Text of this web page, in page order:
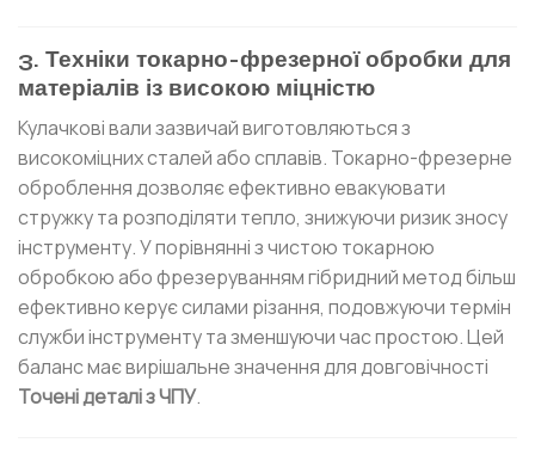
3. Техніки токарно-фрезерної обробки для
матеріалів із високою міцністю
Кулачкові вали зазвичай виготовляються з
високоміцних сталей або сплавів. Токарно-фрезерне
оброблення дозволяє ефективно евакуювати
стружку та розподіляти тепло, знижуючи ризик зносу
інструменту. У порівнянні з чистою токарною
обробкою або фрезеруванням гібридний метод більш
ефективно керує силами різання, подовжуючи термін
служби інструменту та зменшуючи час простою. Цей
баланс має вирішальне значення для довговічності
Точені деталі з ЧПУ.